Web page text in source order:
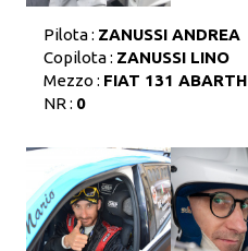
Pilota : ZANUSSI ANDREA
Copilota : ZANUSSI LINO
Mezzo : FIAT 131 ABARTH
NR : 0